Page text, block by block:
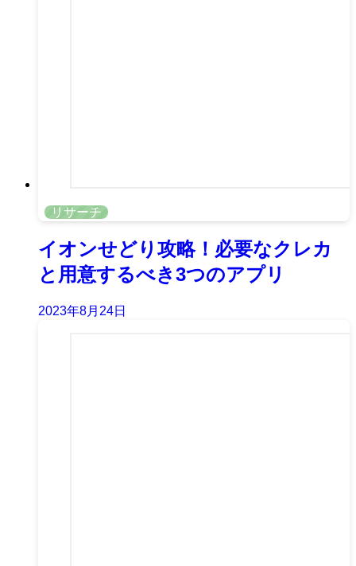
リサーチ
イオンせどり攻略！必要なクレカ
と用意するべき3つのアプリ
2023年8月24日